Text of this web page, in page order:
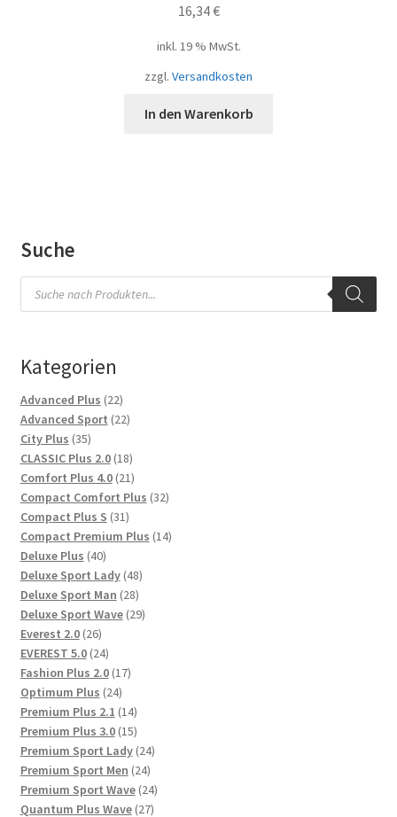
16,34€
inkl. 19 % MwSt.
zzgl. Versandkosten
In den Warenkorb
Suche
Products
search
Kategorien
Advanced Plus 2222
Produkte
Advanced Sport 2222
City Plus 3535
Produkte
CLASSIC Plus 2.0 1818
Produkte
Comfort Plus 4.0 2121
Produkte
Compact Comfort Plus 3232
Compact Plus S 3131
Produkte
Compact Premium Plus 1414
Deluxe Plus 4040
Produkte
Deluxe Sport Lady 4848
Produkte
Deluxe Sport Man 2828
Produkte
Deluxe Sport Wave 2929
Everest 2.0 2626
Produkte
EVEREST 5.0 2424
Produkte
Fashion Plus 2.0 1717
Optimum Plus 2424
Produkte
Premium Plus 2.1 1414
Produkte
Premium Plus 3.0 1515
Produkte
Premium Sport Lady 2424
Premium Sport Men 2424
Produkte
Premium Sport Wave 2424
Produkte
Quantum Plus Wave 2727